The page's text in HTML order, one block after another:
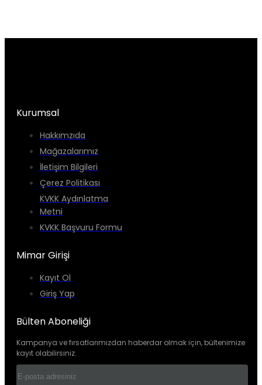
Kurumsal
Hakkımzıda
Mağazalarımız
İletişim Bilgileri
Çerez Politikası
KVKK Aydınlatma
Metni
KVKK Başvuru Formu
Mimar Girişi
Kayıt Ol
Giriş Yap
Bülten Aboneliği
Kampanya ve fırsatlarımızdan haberdar olmak için, bültenimize
kayıt olabilirsiniz.